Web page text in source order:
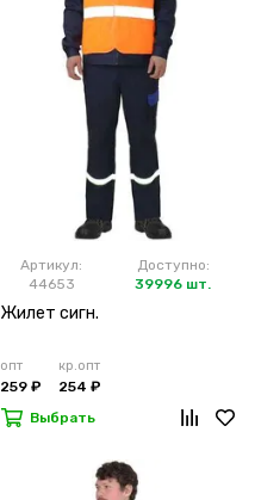
Артикул:
44653
Доступно:
39996 шт.
Жилет сигн.
опт
259 ₽
кр.опт
254 ₽
Выбрать